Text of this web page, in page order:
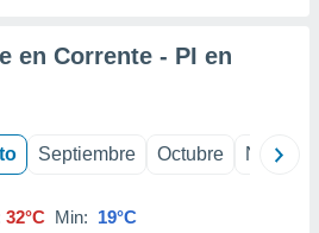
en Corrente - PI en
Septiembre Octubre
32°C Min: 19°C